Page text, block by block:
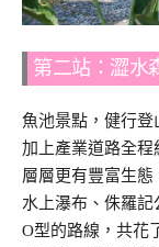
第二站：澀水
魚池景點，健行登
加上產業道路全程
層層更有豐富生態
水上瀑布、侏羅記
O型的路線，共花